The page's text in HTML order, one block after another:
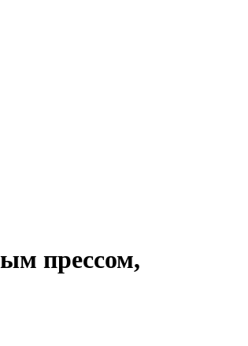
прессом,